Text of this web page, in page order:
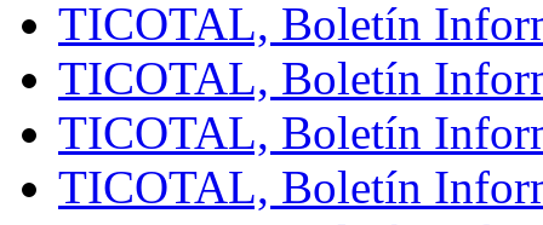
TICOTAL, Boletín
TICOTAL, Boletín
TICOTAL, Boletín
TICOTAL, Boletín